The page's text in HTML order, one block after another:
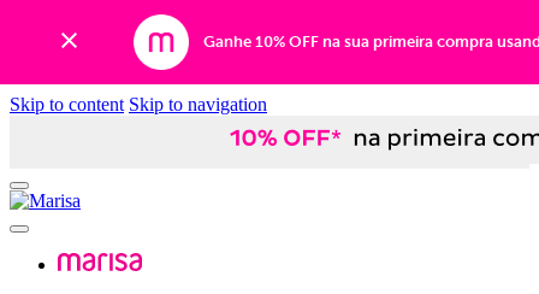
Ganhe 10% OFF na sua primeira compra
Skip to content Skip to navigation